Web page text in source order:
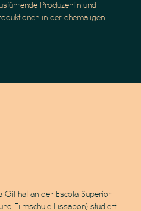
Produzentin und
in der ehemaligen
Gil hat an der Escola Superior
Filmschule Lissabon) studiert